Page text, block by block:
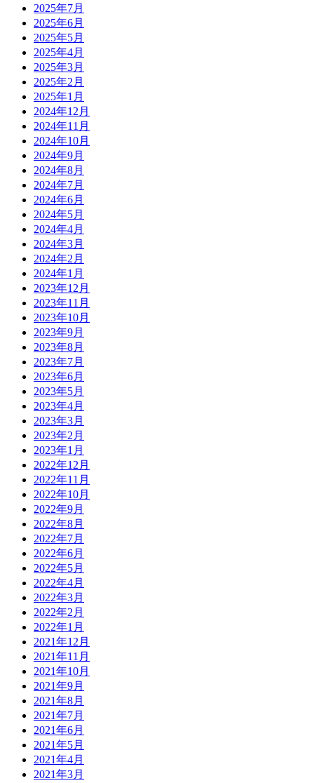
2025年7月
2025年6月
2025年5月
2025年4月
2025年3月
2025年2月
2025年1月
2024年12月
2024年11月
2024年10月
2024年9月
2024年8月
2024年7月
2024年6月
2024年5月
2024年4月
2024年3月
2024年2月
2024年1月
2023年12月
2023年11月
2023年10月
2023年9月
2023年8月
2023年7月
2023年6月
2023年5月
2023年4月
2023年3月
2023年2月
2023年1月
2022年12月
2022年11月
2022年10月
2022年9月
2022年8月
2022年7月
2022年6月
2022年5月
2022年4月
2022年3月
2022年2月
2022年1月
2021年12月
2021年11月
2021年10月
2021年9月
2021年8月
2021年7月
2021年6月
2021年5月
2021年4月
2021年3月